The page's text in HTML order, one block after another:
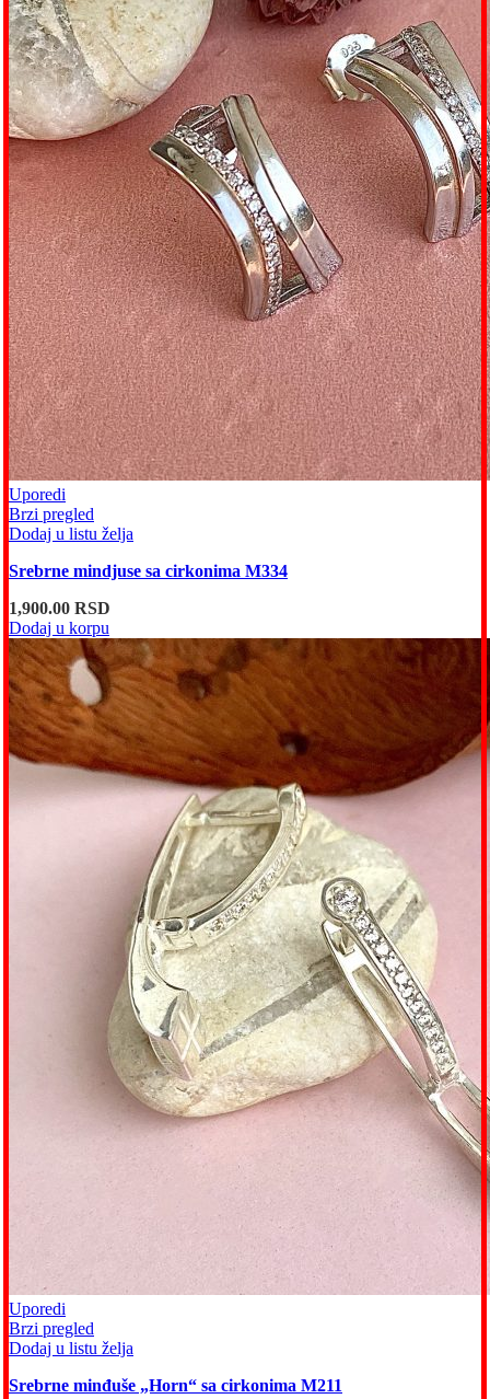
Uporedi
Brzi pregled
Dodaj u listu želja
Srebrne mindjuse sa cirkonima M334
1,900.00 RSD
Dodaj u korpu
Uporedi
Brzi pregled
Dodaj u listu želja
Srebrne minđuše „Horn“ sa cirkonima M211